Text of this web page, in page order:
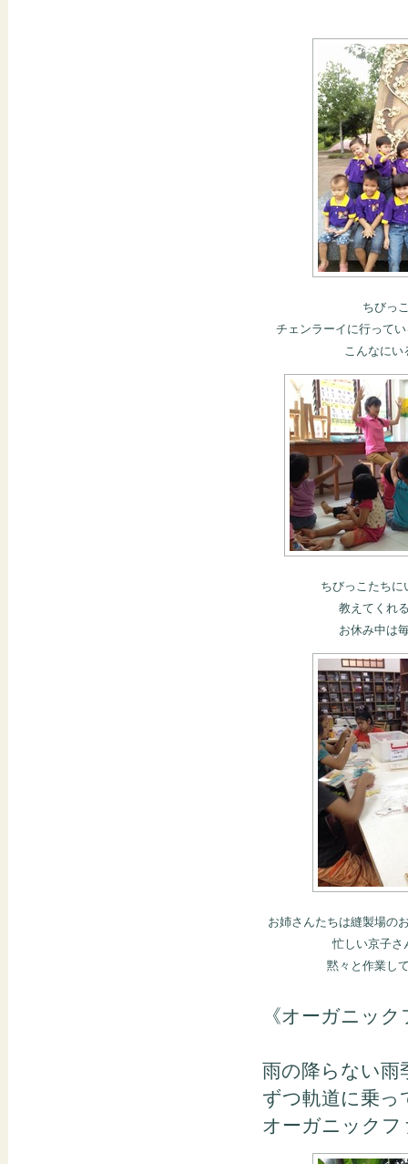
ちびっ
チェンラーイに行って
こんなにい
ちびっこたちに
教えてくれ
お休み中は
お姉さんたちは縫製場の
忙しい京子さ
黙々と作業し
《オーガニッ
雨の降らない雨
ずつ軌道に乗っ
オーガニックフ